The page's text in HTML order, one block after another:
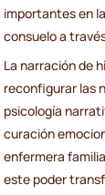
importantes en
consuelo a
La narración de
reconfigurar las
psicología
curación
enfermera
este poder